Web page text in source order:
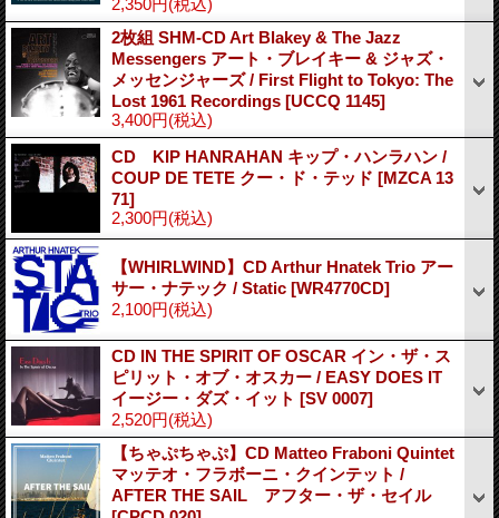
2枚組 SHM-CD Art Blakey & The Jazz
Messengers アート・ブレイキー & ジャズ・
メッセンジャーズ / First Flight to Tokyo: The
Lost 1961 Recordings [UCCQ 1145]
3,400円(税込)
CD KIP HANRAHAN キップ・ハンラハン /
COUP DE TETE クー・ド・テッド [MZCA 13
71]
2,300円(税込)
【WHIRLWIND】CD Arthur Hnatek Trio アー
サー・ナテック / Static [WR4770CD]
2,100円(税込)
CD IN THE SPIRIT OF OSCAR イン・ザ・ス
ピリット・オブ・オスカー / EASY DOES IT
イージー・ダズ・イット [SV 0007]
2,520円(税込)
【ちゃぷちゃぷ】CD Matteo Fraboni Quintet
マッテオ・フラボーニ・クインテット /
AFTER THE SAIL アフター・ザ・セイル